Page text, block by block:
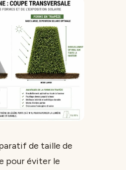
de taille de
pour éviter le